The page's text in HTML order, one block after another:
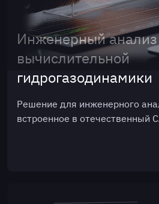
Инженерный анализ
вычислительной
гидрогазодинамики
Решение для инженерного
встроенное в отечественный